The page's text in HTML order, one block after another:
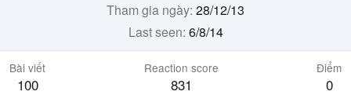
Tham gia ngày 28/12/13
Last seen 6/8/14
Bài viết
100
Reaction score
831
Điểm
0